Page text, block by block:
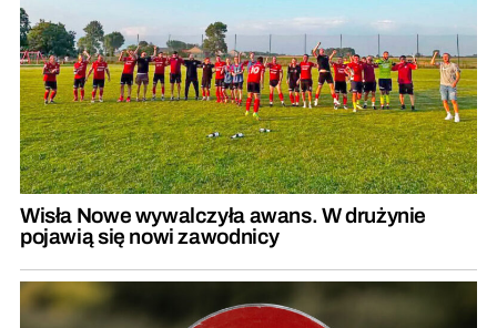
Wisła Nowe wywalczyła awans. W drużynie
pojawią się nowi zawodnicy